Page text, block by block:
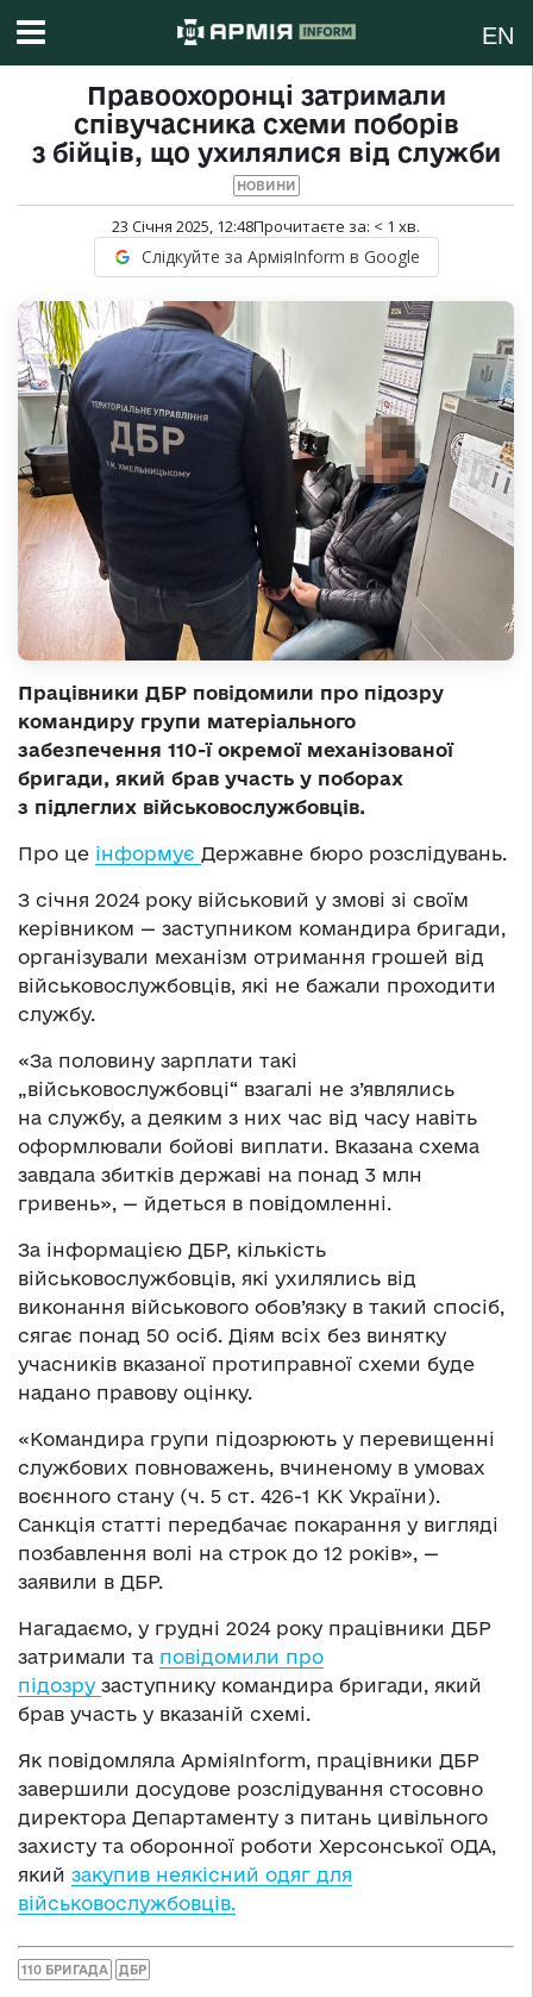
EN
Правоохоронці затримали
співучасника схеми поборів
з бійців, що ухилялися від служби
НОВИНИ
23 Січня 2025, 12:48Прочитаєте за: < 1 хв.
Слідкуйте за АрміяInform в Google
Працівники ДБР повідомили про підозру
командиру групи матеріального
забезпечення 110-ї окремої механізованої
бригади, який брав участь у поборах
з підлеглих військовослужбовців.
Про це інформує Державне бюро розслідувань.
З січня 2024 року військовий у змові зі своїм
керівником — заступником командира бригади,
організували механізм отримання грошей від
військовослужбовців, які не бажали проходити
службу.
«За половину зарплати такі
„військовослужбовці“ взагалі не з’являлись
на службу, а деяким з них час від часу навіть
оформлювали бойові виплати. Вказана схема
завдала збитків державі на понад 3 млн
гривень», — йдеться в повідомленні.
За інформацією ДБР, кількість
військовослужбовців, які ухилялись від
виконання військового обов’язку в такий спосіб,
сягає понад 50 осіб. Діям всіх без винятку
учасників вказаної протиправної схеми буде
надано правову оцінку.
«Командира групи підозрюють у перевищенні
службових повноважень, вчиненому в умовах
воєнного стану (ч. 5 ст. 426-1 КК України).
Санкція статті передбачає покарання у вигляді
позбавлення волі на строк до 12 років», —
заявили в ДБР.
Нагадаємо, у грудні 2024 року працівники ДБР
затримали та повідомили про
підозру заступнику командира бригади, який
брав участь у вказаній схемі.
Як повідомляла АрміяInform, працівники ДБР
завершили досудове розслідування стосовно
директора Департаменту з питань цивільного
захисту та оборонної роботи Херсонської ОДА,
який закупив неякісний одяг для
військовослужбовців.
110 БРИГАДА ДБР